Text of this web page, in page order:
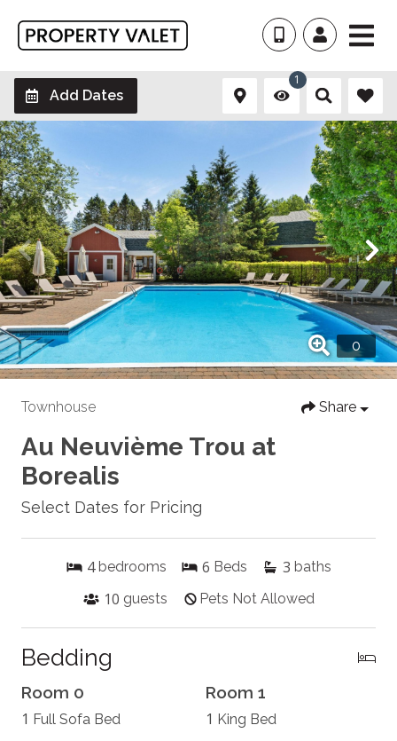
Add Dates
1
Townhouse Share
Au Neuvième Trou at
Borealis
Select Dates for Pricing
4 bedrooms 6 Beds 3 baths
10 guests Pets Not Allowed
Bedding
Room 0
1 Full Sofa Bed
Room 1
1 King Bed